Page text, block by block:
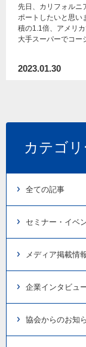
先日、カリフォルニ
ポートしたいと思い
積の1.1倍、アメリ
大手スーパーでコ
2023.01.30
カテゴリ
全ての記事
セミナー・イベ
メディア掲載情
企業インタビュ
協会からのお知